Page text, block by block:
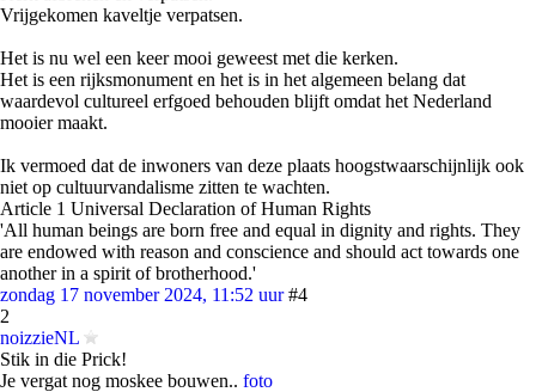
Vrijgekomen kaveltje verpatsen.
Het is nu wel een keer mooi geweest met die kerken.
Het is een rijksmonument en het is in het algemeen belang dat
waardevol cultureel erfgoed behouden blijft omdat het Nederland
mooier maakt.
Ik vermoed dat de inwoners van deze plaats hoogstwaarschijnlijk ook
niet op cultuurvandalisme zitten te wachten.
Article 1 Universal Declaration of Human Rights
'All human beings are born free and equal in dignity and rights. They
are endowed with reason and conscience and should act towards one
another in a spirit of brotherhood.'
zondag 17 november 2024, 11:52 uur #4
2
noizzieNL
Stik in die Prick!
Je vergat nog moskee bouwen.. foto